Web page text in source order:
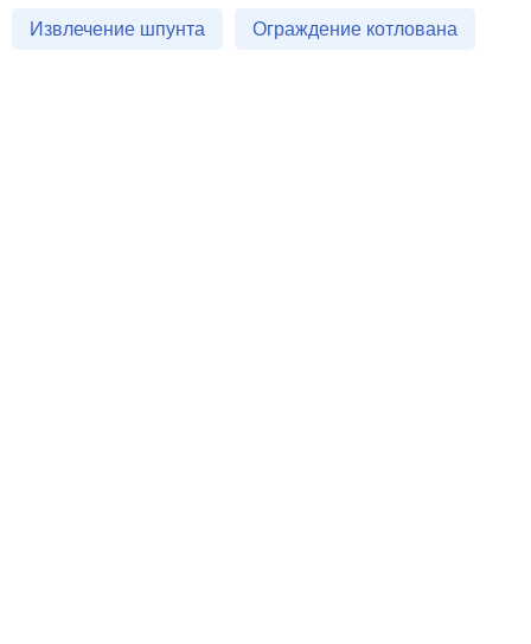
Извлечение шпунта Ограждение котлована